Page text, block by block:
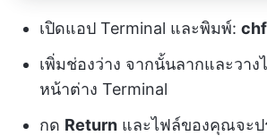
เปิดแอป Terminal และพิมพ์:
เพิ่มช่องว่าง จากนั้นลากและวาง
หน้าต่าง Terminal
กด Return และไฟล์ของคุณจะ